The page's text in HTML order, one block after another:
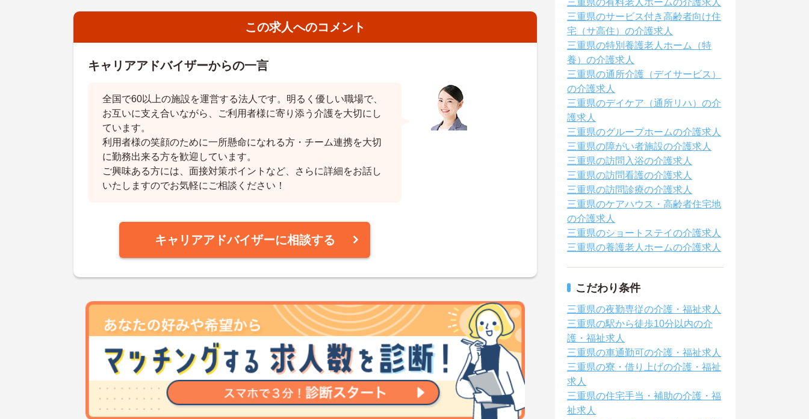
この求人へのコメント
キャリアアドバイザーからの一言
全国で60以上の施設を運営する法人です。明るく優しい職場で、
お互いに支え合いながら、ご利用者様に寄り添う介護を大切にし
ています。
利用者様の笑顔のために一所懸命になれる方・チーム連携を大切
に勤務出来る方を歓迎しています。
ご興味ある方には、面接対策ポイントなど、さらに詳細をお話し
いたしますのでお気軽にご相談ください！
キャリアアドバイザーに相談する
三重県の有料老人ホームの介護求人
三重県のサービス付き高齢者向け住
宅（サ高住）の介護求人
三重県の特別養護老人ホーム（特
養）の介護求人
三重県の通所介護（デイサービス）
の介護求人
三重県のデイケア（通所リハ）の介
護求人
三重県のグループホームの介護求人
三重県の障がい者施設の介護求人
三重県の訪問入浴の介護求人
三重県の訪問看護の介護求人
三重県の訪問診療の介護求人
三重県のケアハウス・高齢者住宅地
の介護求人
三重県のショートステイの介護求人
三重県の養護老人ホームの介護求人
こだわり条件
三重県の夜勤専従の介護・福祉求人
三重県の駅から徒歩10分以内の介
護・福祉求人
三重県の車通勤可の介護・福祉求人
三重県の寮・借り上げの介護・福祉
求人
三重県の住宅手当・補助の介護・福
祉求人